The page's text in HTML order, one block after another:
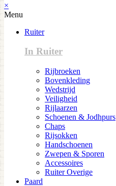
×
Menu
Ruiter
In Ruiter
Rijbroeken
Bovenkleding
Wedstrijd
Veiligheid
Rijlaarzen
Schoenen & Jodhpurs
Chaps
Rijsokken
Handschoenen
Zwepen & Sporen
Accessoires
Ruiter Overige
Paard